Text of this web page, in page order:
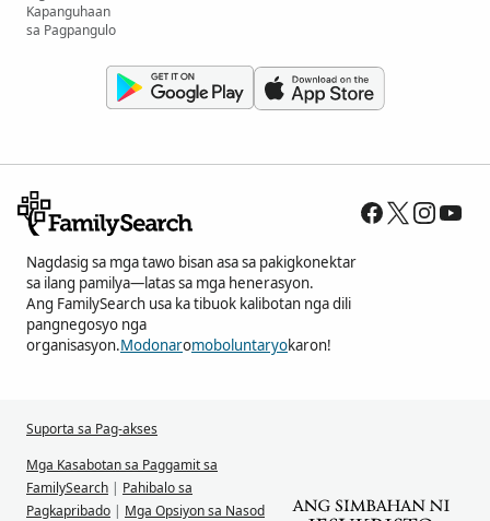
Kapanguhaan
sa Pagpangulo
Nagdasig sa mga tawo bisan asa sa pakigkonektar
sa ilang pamilya—latas sa mga henerasyon.
Ang FamilySearch usa ka tibuok kalibotan nga dili
pangnegosyo nga
organisasyon.Modonaromoboluntaryokaron!
Suporta sa Pag-akses
Mga Kasabotan sa Paggamit sa
FamilySearch | Pahibalo sa
Pagkapribado | Mga Opsiyon sa Nasod